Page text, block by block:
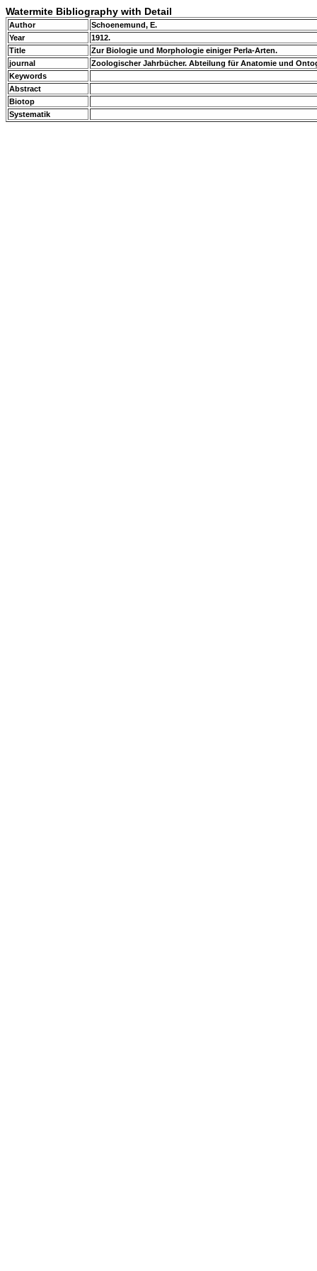
Watermite Bibliography with Detail
Author
Schoenemund, E.
Year
1912.
Title
Zur Biologie und Morphologie einiger Perla-Arten.
journal
Zoologischer Jahrbücher. Abteilung für Anatomie und
Keywords
Abstract
Biotop
Systematik